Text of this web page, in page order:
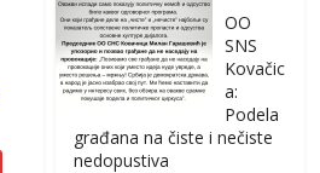
OO
SNS
Kovačic
a:
Podela
građana na čiste i nečiste
nedopustiva